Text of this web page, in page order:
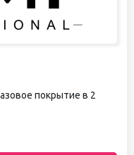
покрытие в 2